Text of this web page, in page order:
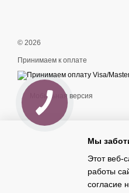
© 2026
Принимаем к оплате
Мобильная версия
Мы
Этот веб-
работы
согласие